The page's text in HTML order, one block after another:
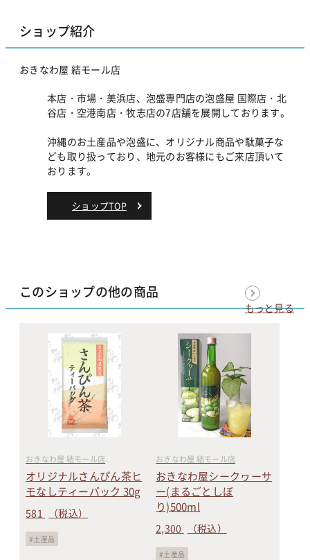
ショップ紹介
おきなわ屋 結モール店
本店・市場・美浜店、泡盛専門店の泡盛屋 国際店・北
谷店・空港南店・牧志店の7店舗を展開しております。
沖縄のお土産品や泡盛に、オリジナル商品や駄菓子な
ども取り扱っており、地元のお客様にもご来店頂いて
おります。
ショップTOP
このショップの他の商品
おきなわ屋 結モール店
オリジナルさんぴん茶ヒ
モなしティーパック 30g
581 （税込）
土産品
おきなわ屋 結モール店
おきなわ屋シークヮーサ
ー(まるごとしぼ
り)500ml
2,300 （税込）
土産品
もっと見る